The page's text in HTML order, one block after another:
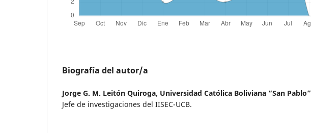
Biografía del autor/a
Jorge G. M. Leitón Quiroga, Universidad Católica Boliviana “San Pablo”
Jefe de investigaciones del IISEC-UCB.